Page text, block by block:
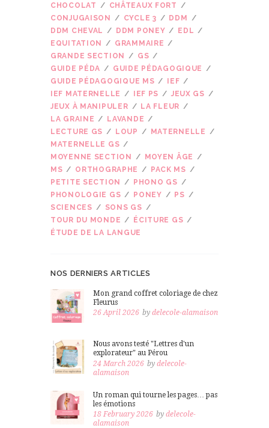
CHOCOLAT
CHÂTEAUX FORT
CONJUGAISON
CYCLE 3
DDM
DDM CHEVAL
DDM PONEY
EDL
EQUITATION
GRAMMAIRE
GRANDE SECTION
GS
GUIDE PÉDA
GUIDE PÉDAGOGIQUE
GUIDE PÉDAGOGIQUE MS
IEF
IEF MATERNELLE
IEF PS
JEUX GS
JEUX À MANIPULER
LA FLEUR
LA GRAINE
LAVANDE
LECTURE GS
LOUP
MATERNELLE
MATERNELLE GS
MOYENNE SECTION
MOYEN ÂGE
MS
ORTHOGRAPHE
PACK MS
PETITE SECTION
PHONO GS
PHONOLOGIE GS
PONEY
PS
SCIENCES
SONS GS
TOUR DU MONDE
ÉCITURE GS
ÉTUDE DE LA LANGUE
NOS DERNIERS ARTICLES
Mon grand coffret coloriage de chez
Fleurus
26 April 2026 bydelecole-alamaison
Nous avons testé "Lettres d'un
explorateur" au Pérou
24 March 2026 bydelecole-
alamaison
Un roman qui tourne les pages… pas
les émotions
18 February 2026 bydelecole-
alamaison